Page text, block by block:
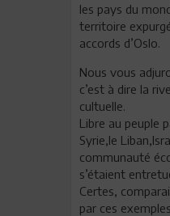
les pays du
territoire
accords d’Oslo.
Nous vous
c’est à dire la
cultuelle.
Libre au peuple
Syrie,le
communauté
s’étaient
Certes,
par ces